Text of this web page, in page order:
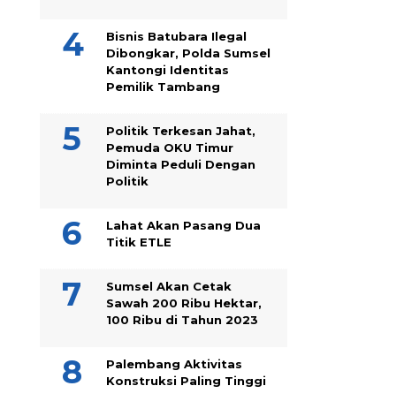
Bisnis Batubara Ilegal
Dibongkar, Polda Sumsel
Kantongi Identitas
Pemilik Tambang
Politik Terkesan Jahat,
Pemuda OKU Timur
Diminta Peduli Dengan
Politik
Lahat Akan Pasang Dua
Titik ETLE
Sumsel Akan Cetak
Sawah 200 Ribu Hektar,
100 Ribu di Tahun 2023
Palembang Aktivitas
Konstruksi Paling Tinggi